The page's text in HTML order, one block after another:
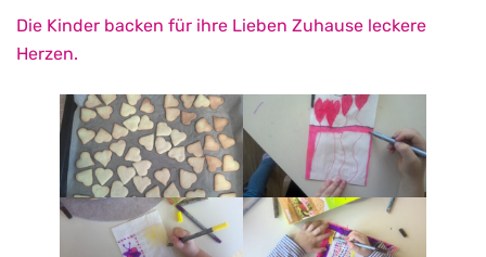
Die Kinder backen für ihre Lieben Zuhause leckere
Herzen.